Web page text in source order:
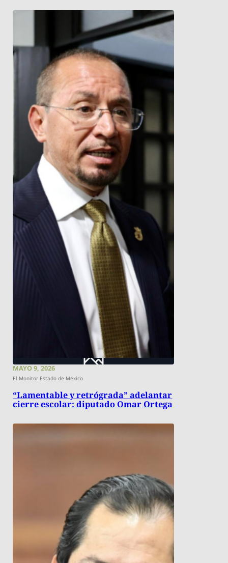
MAYO 9, 2026
El Monitor Estado de México
“Lamentable y retrógrada” adelantar
cierre escolar: diputado Omar Ortega